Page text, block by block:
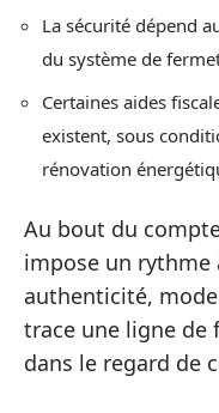
La sécurité dépend
du système de
Certaines aides
existent, sous
rénovation
Au bout du
impose un rythme
authenticité,
trace une ligne de
dans le regard de